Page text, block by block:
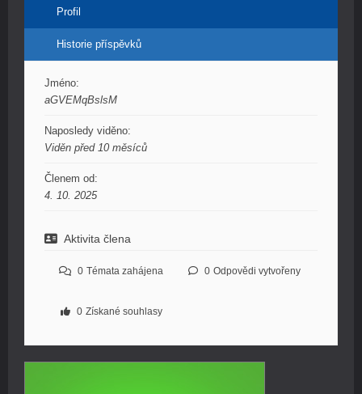
Profil
Historie příspěvků
Jméno:
aGVEMqBslsM
Naposledy viděno:
Viděn před 10 měsíců
Členem od:
4. 10. 2025
Aktivita člena
0 Témata zahájena 0 Odpovědi vytvořeny
0 Získané souhlasy